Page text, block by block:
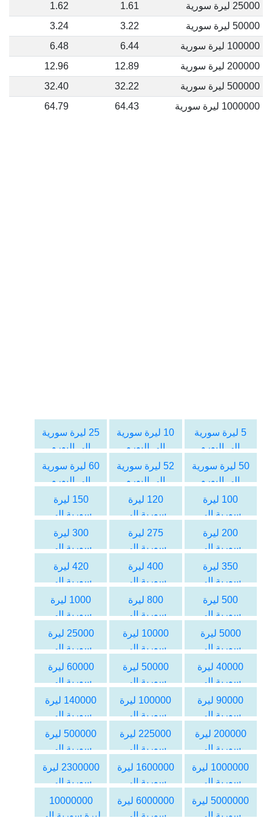
25000 ليرة سورية 1.61
1.62
50000 ليرة سورية
3.22
3.24
100000 ليرة سورية
6.44
6.48
200000 ليرة سورية
12.89
12.96
500000 ليرة سورية
32.22
32.40
1000000 ليرة سورية
64.43
64.79
5 ليرة سورية
الى اليورو
10 ليرة سورية
الى اليورو
25 ليرة سورية
الى اليورو
50 ليرة سورية
الى اليورو
52 ليرة سورية
الى اليورو
60 ليرة سورية
الى اليورو
100 ليرة
سورية الى
اليورو
120 ليرة
سورية الى
اليورو
150 ليرة
سورية الى
اليورو
200 ليرة
سورية الى
اليورو
275 ليرة
سورية الى
اليورو
300 ليرة
سورية الى
اليورو
350 ليرة
سورية الى
اليورو
400 ليرة
سورية الى
اليورو
420 ليرة
سورية الى
اليورو
500 ليرة
سورية الى
اليورو
800 ليرة
سورية الى
اليورو
1000 ليرة
سورية الى
اليورو
5000 ليرة
سورية الى
اليورو
10000 ليرة
سورية الى
اليورو
25000 ليرة
سورية الى
اليورو
40000 ليرة
سورية الى
اليورو
50000 ليرة
سورية الى
اليورو
60000 ليرة
سورية الى
اليورو
90000 ليرة
سورية الى
اليورو
100000 ليرة
سورية الى
اليورو
140000 ليرة
سورية الى
اليورو
200000 ليرة
سورية الى
اليورو
225000 ليرة
سورية الى
اليورو
500000 ليرة
سورية الى
اليورو
1000000 ليرة
سورية الى
اليورو
1600000 ليرة
سورية الى
اليورو
2300000 ليرة
سورية الى
اليورو
5000000 ليرة
سورية الى
6000000 ليرة
سورية الى
10000000
ليرة سورية الى